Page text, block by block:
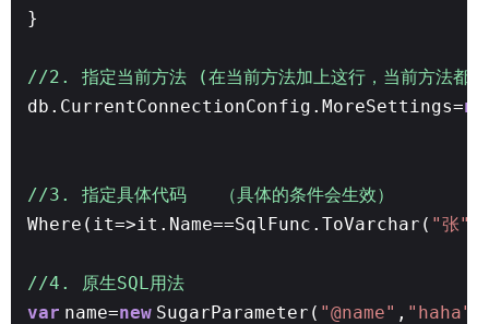
}
//2. 指定当前方法 (在当前方法加上这行，当前方法都
db.CurrentConnectionConfig.MoreSettings=
//3. 指定具体代码 （具体的条件会生效）
Where(it=>it.Name==SqlFunc.ToVarchar( "张"
//4. 原生SQL用法
var name=new SugarParameter( "@name" , "haha"